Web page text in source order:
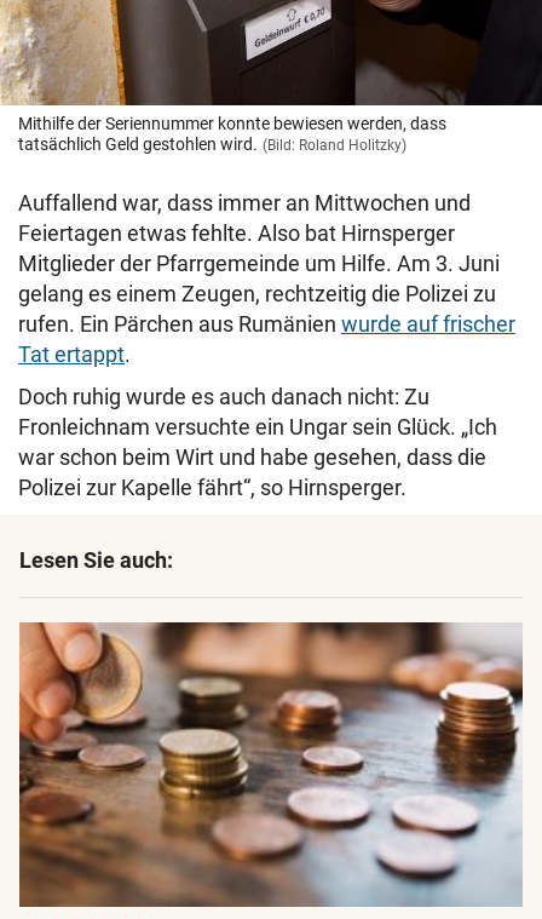
Mithilfe der Seriennummer konnte bewiesen werden, dass
tatsächlich Geld gestohlen wird. (Bild: Roland Holitzky)
Auffallend war, dass immer an Mittwochen und
Feiertagen etwas fehlte. Also bat Hirnsperger
Mitglieder der Pfarrgemeinde um Hilfe. Am 3. Juni
gelang es einem Zeugen, rechtzeitig die Polizei zu
rufen. Ein Pärchen aus Rumänien wurde auf frischer
Tat ertappt.
Doch ruhig wurde es auch danach nicht: Zu
Fronleichnam versuchte ein Ungar sein Glück. „Ich
war schon beim Wirt und habe gesehen, dass die
Polizei zur Kapelle fährt“, so Hirnsperger.
Lesen Sie auch: